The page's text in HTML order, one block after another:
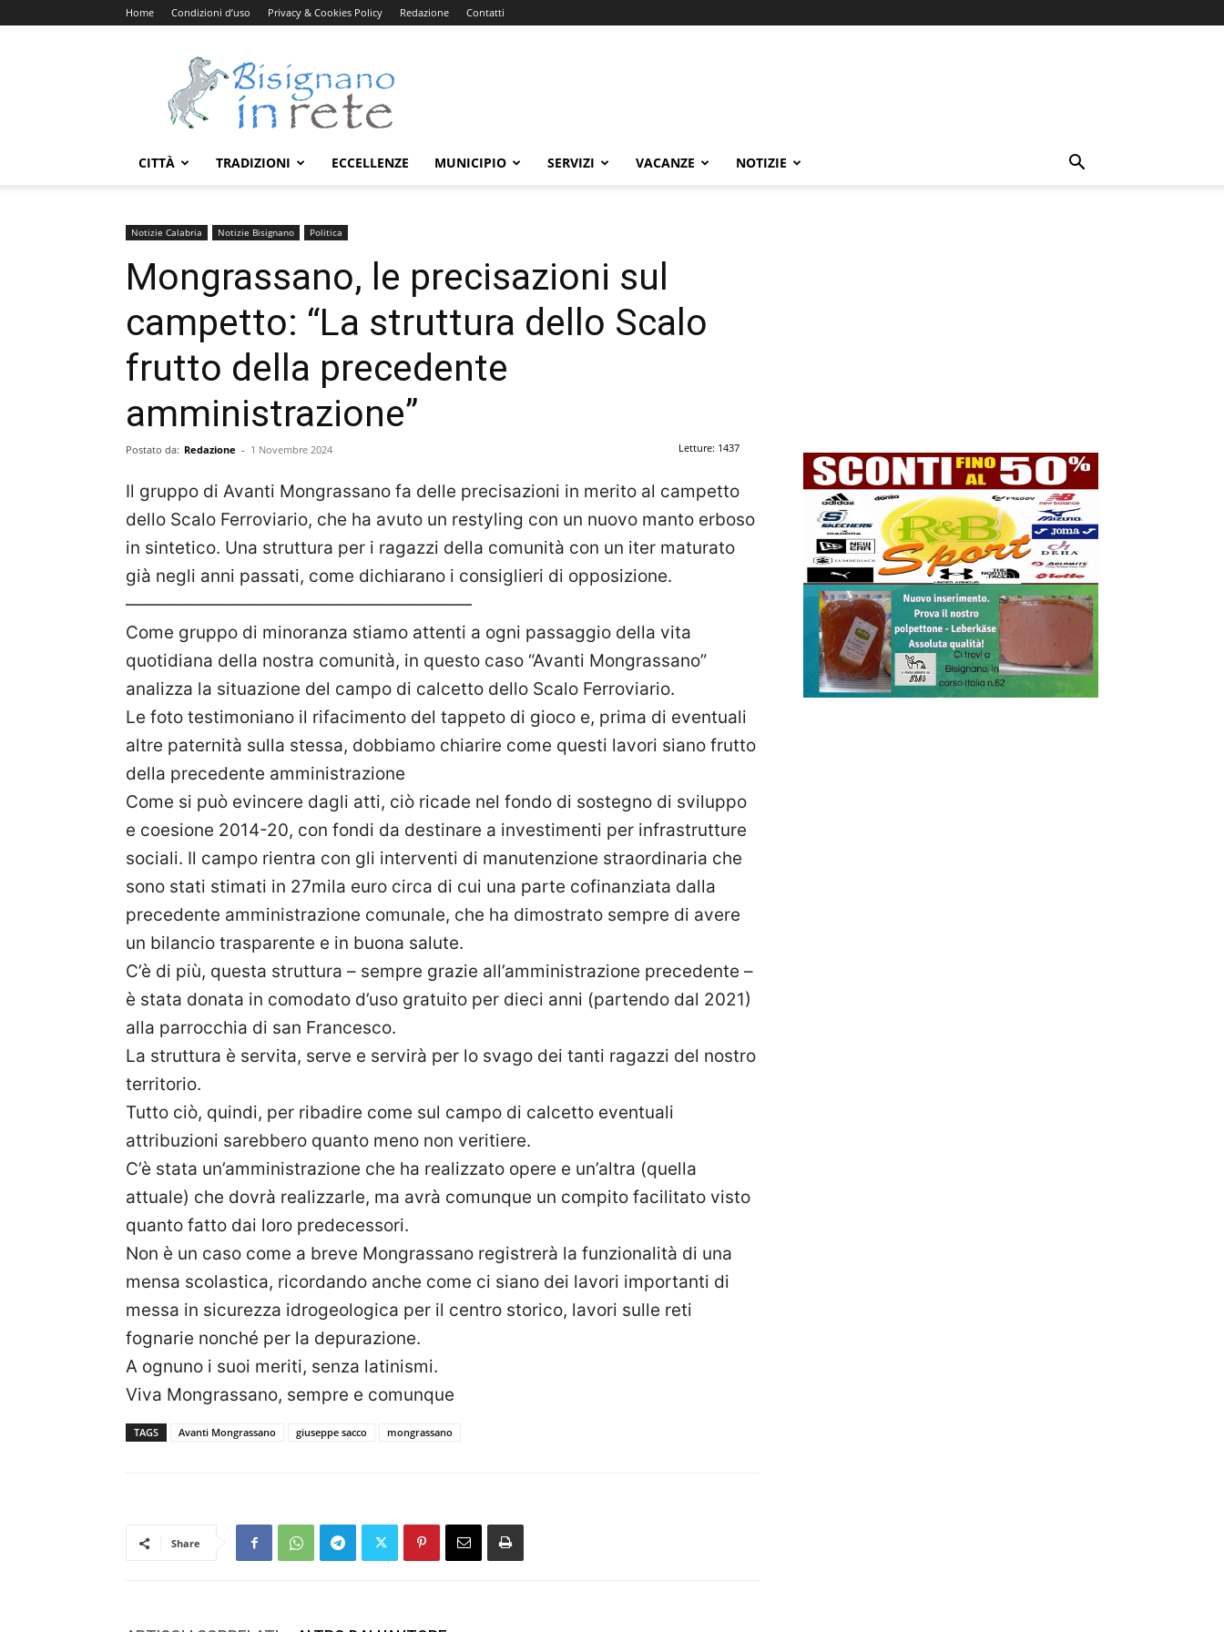
Home Condizioni d’uso Privacy & Cookies Policy Redazione Contatti
Bisignanoinrete.com
CITTÀ TRADIZIONI ECCELLENZE MUNICIPIO SERVIZI VACANZE NOTIZIE
Notizie Calabria Notizie Bisignano Politica
Mongrassano, le precisazioni sul
campetto: “La struttura dello Scalo
frutto della precedente
amministrazione”
Postato da: Redazione - 1 Novembre 2024 Letture: 1437
Il gruppo di Avanti Mongrassano fa delle precisazioni in merito al campetto
dello Scalo Ferroviario, che ha avuto un restyling con un nuovo manto erboso
in sintetico. Una struttura per i ragazzi della comunità con un iter maturato
già negli anni passati, come dichiarano i consiglieri di opposizione.
————————————————————
Come gruppo di minoranza stiamo attenti a ogni passaggio della vita
quotidiana della nostra comunità, in questo caso “Avanti Mongrassano”
analizza la situazione del campo di calcetto dello Scalo Ferroviario.
Le foto testimoniano il rifacimento del tappeto di gioco e, prima di eventuali
altre paternità sulla stessa, dobbiamo chiarire come questi lavori siano frutto
della precedente amministrazione
Come si può evincere dagli atti, ciò ricade nel fondo di sostegno di sviluppo
e coesione 2014-20, con fondi da destinare a investimenti per infrastrutture
sociali. Il campo rientra con gli interventi di manutenzione straordinaria che
sono stati stimati in 27mila euro circa di cui una parte cofinanziata dalla
precedente amministrazione comunale, che ha dimostrato sempre di avere
un bilancio trasparente e in buona salute.
C’è di più, questa struttura – sempre grazie all’amministrazione precedente –
è stata donata in comodato d’uso gratuito per dieci anni (partendo dal 2021)
alla parrocchia di san Francesco.
La struttura è servita, serve e servirà per lo svago dei tanti ragazzi del nostro
territorio.
Tutto ciò, quindi, per ribadire come sul campo di calcetto eventuali
attribuzioni sarebbero quanto meno non veritiere.
C’è stata un’amministrazione che ha realizzato opere e un’altra (quella
attuale) che dovrà realizzarle, ma avrà comunque un compito facilitato visto
quanto fatto dai loro predecessori.
Non è un caso come a breve Mongrassano registrerà la funzionalità di una
mensa scolastica, ricordando anche come ci siano dei lavori importanti di
messa in sicurezza idrogeologica per il centro storico, lavori sulle reti
fognarie nonché per la depurazione.
A ognuno i suoi meriti, senza latinismi.
Viva Mongrassano, sempre e comunque
TAGS Avanti Mongrassano giuseppe sacco mongrassano
Share